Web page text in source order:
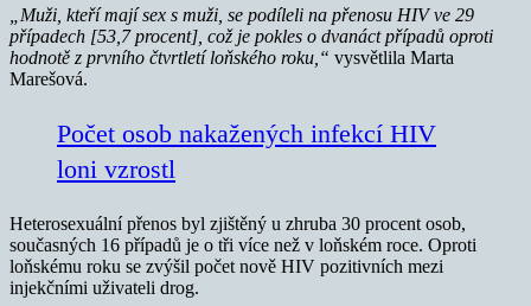
„Muži, kteří mají sex s muži, se podíleli na přenosu HIV ve 29
případech [53,7 procent], což je pokles o dvanáct případů oproti
hodnotě z prvního čtvrtletí loňského roku,“ vysvětlila Marta
Marešová.
Počet osob nakažených infekcí HIV
loni vzrostl
Heterosexuální přenos byl zjištěný u zhruba 30 procent osob,
současných 16 případů je o tři více než v loňském roce. Oproti
loňskému roku se zvýšil počet nově HIV pozitivních mezi
injekčními uživateli drog.